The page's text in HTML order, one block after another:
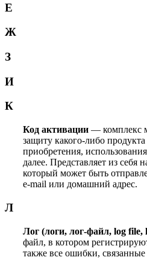
Е
Ж
З
И
К
Код активации — комплекс
защиту какого-либо
приобретения,
далее. Представляет из себя
который может быть
e-mail или домашний адрес.
Л
Лог (логи, лог-файл, log file,
файл, в котором
также все ошибки,